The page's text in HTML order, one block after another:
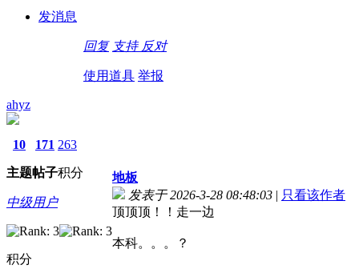
发消息
回复 支持 反对
使用道具 举报
ahyz
10
主题
171
帖子
263
积分
中级用户
积分
地板
发表于 2026-3-28 08:48:03 | 只看该作者
顶顶顶！！走一边
本科。。。？